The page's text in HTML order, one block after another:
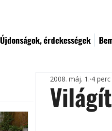
Újdonságok, érdekességek
2008. máj. 1. 4